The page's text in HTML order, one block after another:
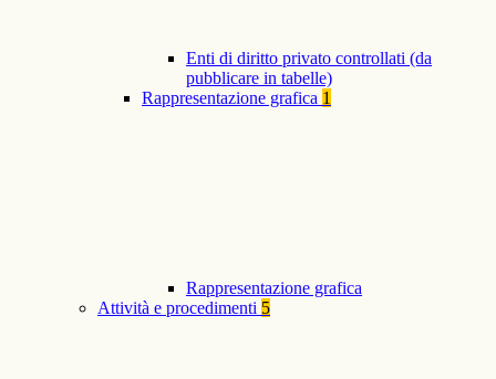
Enti di diritto privato controllati (da
pubblicare in tabelle)
Rappresentazione grafica 1
Rappresentazione grafica
Attività e procedimenti 5